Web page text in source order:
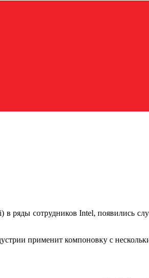
ряды сотрудников Intel, появились
применит компоновку с